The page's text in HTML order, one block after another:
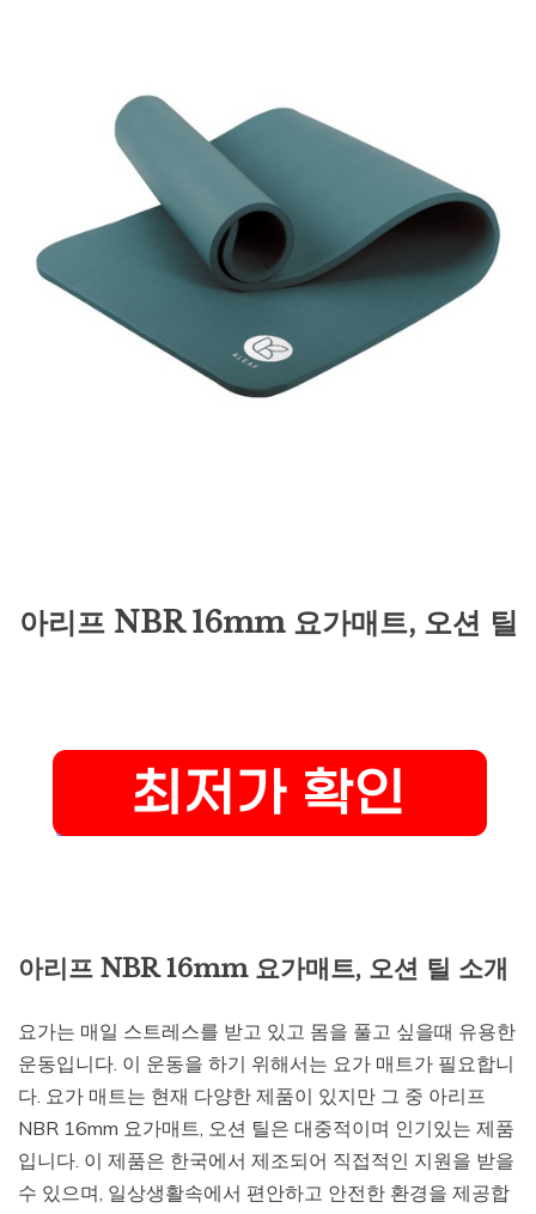
아리프 NBR 16mm 요가매트, 오션 틸
아리프 NBR 16mm 요가매트, 오션 틸 소개
요가는 매일 스트레스를 받고 있고 몸을 풀고 싶을때 유용한
운동입니다. 이 운동을 하기 위해서는 요가 매트가 필요합니
다. 요가 매트는 현재 다양한 제품이 있지만 그 중 아리프
NBR 16mm 요가매트, 오션 틸은 대중적이며 인기있는 제품
입니다. 이 제품은 한국에서 제조되어 직접적인 지원을 받을
수 있으며, 일상생활속에서 편안하고 안전한 환경을 제공합